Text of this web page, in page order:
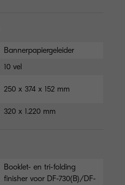
Bannerpapiergeleider
10 vel
250 x 374 x 152 mm
320 x 1.220 mm
Booklet- en tri-folding
finisher voor DF-730(B)/DF-